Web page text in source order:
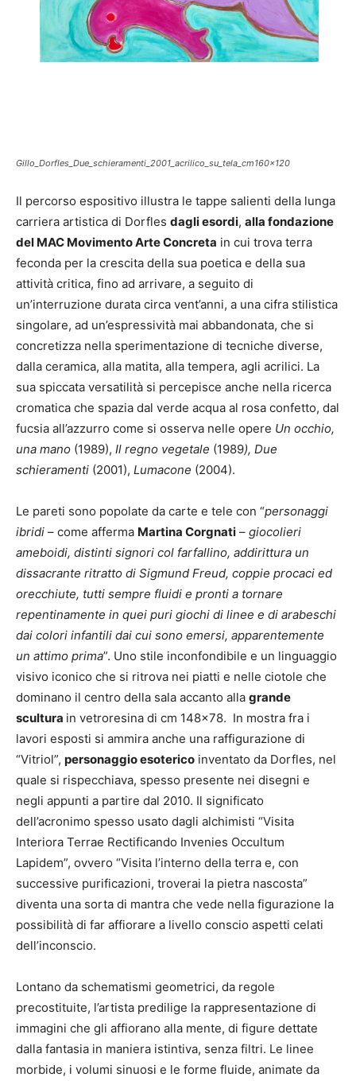
Gillo_Dorfles_Due_schieramenti_2001_acrilico_su_tela_cm160x120
Il percorso espositivo illustra le tappe salienti della lunga
carriera artistica di Dorfles dagli esordi, alla fondazione
del MAC Movimento Arte Concreta in cui trova terra
feconda per la crescita della sua poetica e della sua
attività critica, fino ad arrivare, a seguito di
un’interruzione durata circa vent’anni, a una cifra stilistica
singolare, ad un’espressività mai abbandonata, che si
concretizza nella sperimentazione di tecniche diverse,
dalla ceramica, alla matita, alla tempera, agli acrilici. La
sua spiccata versatilità si percepisce anche nella ricerca
cromatica che spazia dal verde acqua al rosa confetto, dal
fucsia all’azzurro come si osserva nelle opere Un occhio,
una mano (1989), Il regno vegetale (1989), Due
schieramenti (2001), Lumacone (2004).
Le pareti sono popolate da carte e tele con “personaggi
ibridi – come afferma Martina Corgnati – giocolieri
ameboidi, distinti signori col farfallino, addirittura un
dissacrante ritratto di Sigmund Freud, coppie procaci ed
orecchiute, tutti sempre fluidi e pronti a tornare
repentinamente in quei puri giochi di linee e di arabeschi
dai colori infantili dai cui sono emersi, apparentemente
un attimo prima”. Uno stile inconfondibile e un linguaggio
visivo iconico che si ritrova nei piatti e nelle ciotole che
dominano il centro della sala accanto alla grande
scultura in vetroresina di cm 148×78. In mostra fra i
lavori esposti si ammira anche una raffigurazione di
“Vitriol”, personaggio esoterico inventato da Dorfles, nel
quale si rispecchiava, spesso presente nei disegni e
negli appunti a partire dal 2010. Il significato
dell’acronimo spesso usato dagli alchimisti “Visita
Interiora Terrae Rectificando Invenies Occultum
Lapidem”, ovvero “Visita l’interno della terra e, con
successive purificazioni, troverai la pietra nascosta”
diventa una sorta di mantra che vede nella figurazione la
possibilità di far affiorare a livello conscio aspetti celati
dell’inconscio.
Lontano da schematismi geometrici, da regole
precostituite, l’artista predilige la rappresentazione di
immagini che gli affiorano alla mente, di figure dettate
dalla fantasia in maniera istintiva, senza filtri. Le linee
morbide, i volumi sinuosi e le forme fluide, animate da